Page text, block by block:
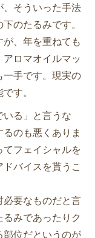
、そういった手法
のたるみです。
、年を重ねても
ロマオイルマッ
手です。現実の
す。
いる」と言うな
のも悪くありま
フェイシャルを
バイスを貰うこ
要なものだと言
みであったりク
位だというのが